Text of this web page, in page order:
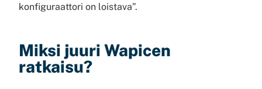
konfiguraattori on loistava”.
Miksi juuri Wapicen
ratkaisu?